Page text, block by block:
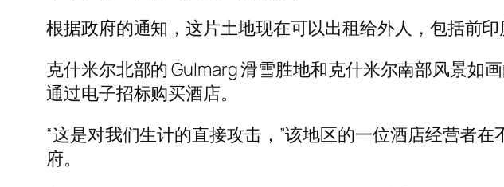
根据政府的通知，这片土地现在可以出租给外人，包括前印
克什米尔北部的 Gulmarg 滑雪胜地和克什米尔南部风景如
通过电子招标购买酒店。
“这是对我们生计的直接攻击，”该地区的一位酒店经营者
府。